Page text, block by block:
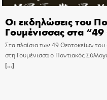
Οι εκδηλώσεις του
Γουμένισσας στα
Στα πλαίσια των 49 Θεοτοκείων
στη Γουμένισσα ο Ποντιακός
[…]